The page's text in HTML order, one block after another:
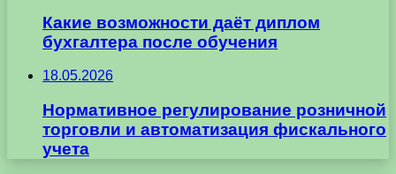
Какие возможности даёт диплом
бухгалтера после обучения
18.05.2026
Нормативное регулирование розничной
торговли и автоматизация фискального
учета